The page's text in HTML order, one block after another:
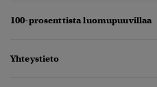
100-prosenttista luomupuuvillaa
Yhteystieto